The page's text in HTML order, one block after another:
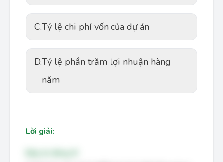
C.Tỷ lệ chi phí vốn của dự án
D.Tỷ lệ phần trăm lợi nhuận hàng
năm
Lời giải: